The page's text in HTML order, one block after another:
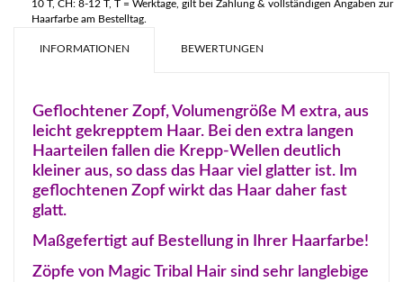
10 T, CH: 8-12 T, T = Werktage, gilt bei Zahlung & vollständigen Angaben zur
Haarfarbe am Bestelltag.
INFORMATIONEN BEWERTUNGEN
Geflochtener Zopf, Volumengröße M extra, aus
leicht gekrepptem Haar. Bei den extra langen
Haarteilen fallen die Krepp-Wellen deutlich
kleiner aus, so dass das Haar viel glatter ist. Im
geflochtenen Zopf wirkt das Haar daher fast
glatt.
Maßgefertigt auf Bestellung in Ihrer Haarfarbe!
Zöpfe von Magic Tribal Hair sind sehr langlebige